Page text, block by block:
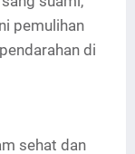
pemulihan
di
sehat dan